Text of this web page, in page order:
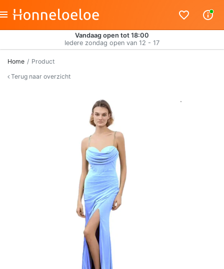
Vandaag open tot 18:00
Iedere zondag open van 12 - 17
Home
Product
Terug naar overzicht